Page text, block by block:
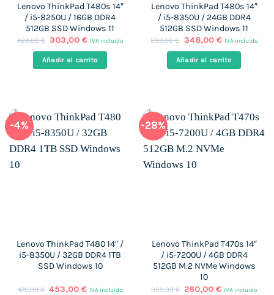
Lenovo ThinkPad T480s 14″
/ i5-8250U / 16GB DDR4
512GB SSD Windows 11
420,00€ El
original
era:
303,00€El
actual
es:
IVA incluido
Añadir al carrito
Lenovo ThinkPad T480s 14″
/ i5-8350U / 24GB DDR4
512GB SSD Windows 11
599,00€ El
original
era:
348,00 €El
actual
es:
IVA incluido
Añadir al carrito
-4%
Lenovo ThinkPad T480 14″ /
i5-8350U / 32GB DDR4 1TB
SSD Windows 10
470,00€ El
453,00€ElIVA incluido
-28%
Lenovo ThinkPad T470s 14″
/ i5-7200U / 4GB DDR4
512GB M.2 NVMe Windows
10
359,00€ El
260,00€ElIVA incluido